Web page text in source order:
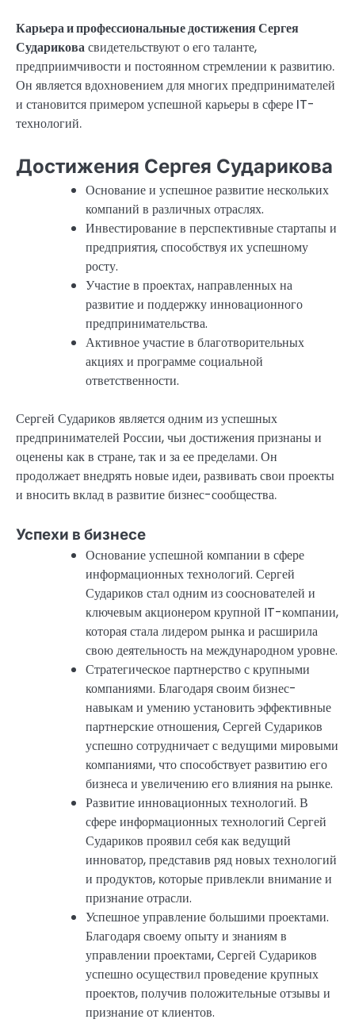
Карьера и профессиональные достижения Сергея
Судариковасвидетельствуют о его таланте,
предприимчивости и постоянном стремлении к развитию.
Он является вдохновением для многих предпринимателей
и становится примером успешной карьеры в сфере IT-
технологий.
Достижения Сергея Сударикова
Основание и успешное развитие нескольких
компаний в различных отраслях.
Инвестирование в перспективные стартапы и
предприятия, способствуя их успешному
росту.
Участие в проектах, направленных на
развитие и поддержку инновационного
предпринимательства.
Активное участие в благотворительных
акциях и программе социальной
ответственности.
Сергей Судариков является одним из успешных
предпринимателей России, чьи достижения признаны и
оценены как в стране, так и за ее пределами. Он
продолжает внедрять новые идеи, развивать свои проекты
и вносить вклад в развитие бизнес-сообщества.
Успехи в бизнесе
Основание успешной компании в сфере
информационных технологий. Сергей
Судариков стал одним из сооснователей и
ключевым акционером крупной IT-компании,
которая стала лидером рынка и расширила
свою деятельность на международном уровне.
Стратегическое партнерство с крупными
компаниями. Благодаря своим бизнес-
навыкам и умению установить эффективные
партнерские отношения, Сергей Судариков
успешно сотрудничает с ведущими мировыми
компаниями, что способствует развитию его
бизнеса и увеличению его влияния на рынке.
Развитие инновационных технологий. В
сфере информационных технологий Сергей
Судариков проявил себя как ведущий
инноватор, представив ряд новых технологий
и продуктов, которые привлекли внимание и
признание отрасли.
Успешное управление большими проектами.
Благодаря своему опыту и знаниям в
управлении проектами, Сергей Судариков
успешно осуществил проведение крупных
проектов, получив положительные отзывы и
признание от клиентов.